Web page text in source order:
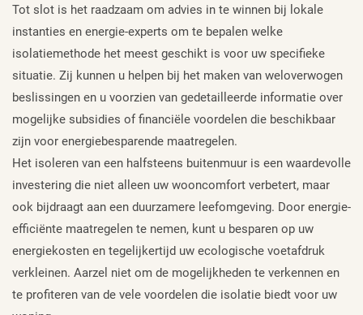
Tot slot is het raadzaam om advies in te winnen bij lokale
instanties en energie-experts om te bepalen welke
isolatiemethode het meest geschikt is voor uw specifieke
situatie. Zij kunnen u helpen bij het maken van weloverwogen
beslissingen en u voorzien van gedetailleerde informatie over
mogelijke subsidies of financiële voordelen die beschikbaar
zijn voor energiebesparende maatregelen.
Het isoleren van een halfsteens buitenmuur is een waardevolle
investering die niet alleen uw wooncomfort verbetert, maar
ook bijdraagt aan een duurzamere leefomgeving. Door energie-
efficiënte maatregelen te nemen, kunt u besparen op uw
energiekosten en tegelijkertijd uw ecologische voetafdruk
verkleinen. Aarzel niet om de mogelijkheden te verkennen en
te profiteren van de vele voordelen die isolatie biedt voor uw